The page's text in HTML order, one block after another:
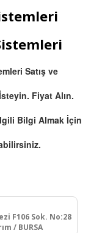
Satış ve
Fiyat Alın.
Bilgi Almak İçin
F106 Sok. No:28